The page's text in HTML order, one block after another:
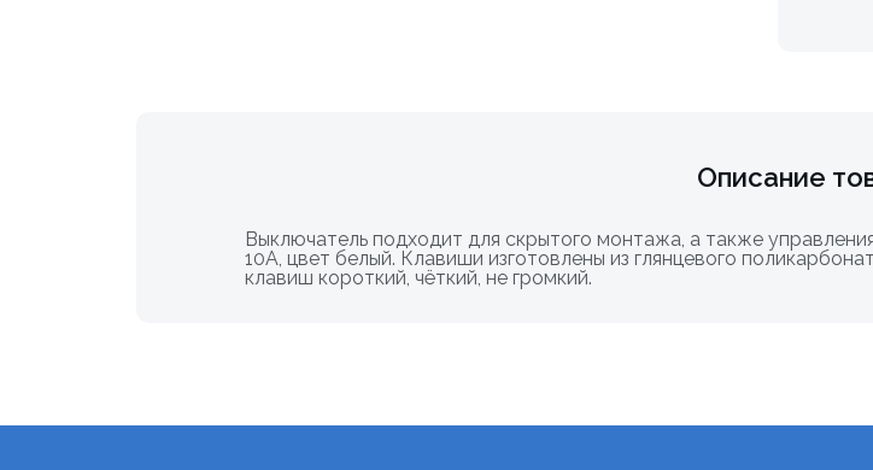
Описание
Выключатель подходит для скрытого монтажа, а также
10А, цвет белый. Клавиши изготовлены из глянцевого
клавиш короткий, чёткий, не громкий.